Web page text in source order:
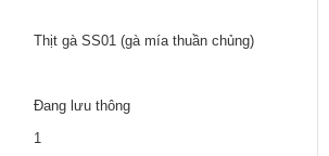
Thịt gà SS01 (gà mía thuần chủng)
Đang lưu thông
1